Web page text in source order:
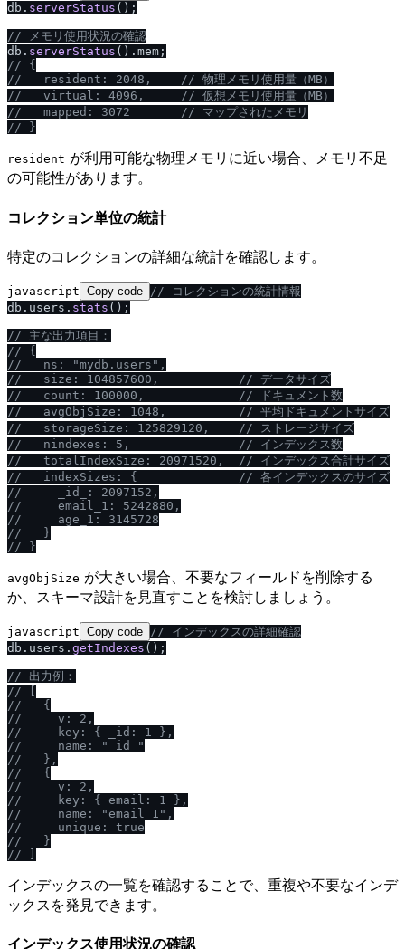
db. serverStatus ();
// メモリ使用状況の確認
db. serverStatus (). mem
// {
//
   resident: 2048,
// 物理メモリ使用量（MB）
//
   virtual: 4096,
// 仮想メモリ使用量（MB）
//
   mapped: 3072
// マップされたメモリ
// }
resident が利用可能な物理メモリに近い場合、メモリ不足
の可能性があります。
コレクション単位の統計
特定のコレクションの詳細な統計を確認します。
javascript Copy code // コレクションの統計情報
db. users . stats ();
// 主な出力項目：
// {
//
   ns: "mydb.users",
//
   size: 104857600,
// データサイズ
//
   count: 100000,
// ドキュメント数
//
   avgObjSize: 1048,
// 平均ドキュメントサイズ
//
   storageSize: 125829120,
// ストレージサイズ
//
   nindexes: 5,
// インデックス数
//
   totalIndexSize: 20971520,
// インデックス合計サイズ
//
   indexSizes: {
// 各インデックスのサイズ
//
     _id_: 2097152,
//
     email_1: 5242880,
//
     age_1: 3145728
//
   }
// }
avgObjSize が大きい場合、不要なフィールドを削除する
か、スキーマ設計を見直すことを検討しましょう。
javascript Copy code // インデックスの詳細確認
db. users . getIndexes ();
// 出力例：
//
//
   {
//
     v: 2,
//
     key: { _id: 1 },
//
     name: "_id_"
//
   },
//
   {
//
     v: 2,
//
     key: { email: 1 },
//
     name: "email_1",
//
     unique: true
//
   }
//
インデックスの一覧を確認することで、重複や不要なインデ
ックスを発見できます。
インデックス使用状況の確認